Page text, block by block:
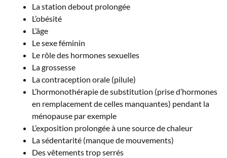
La station debout prolongée
L’obésité
L’âge
Le sexe féminin
Le rôle des hormones sexuelles
La grossesse
La contraception orale (pilule)
L’hormonothérapie de substitution (prise d’hormones
en remplacement de celles manquantes) pendant la
ménopause par exemple
L’exposition prolongée à une source de chaleur
La sédentarité (manque de mouvements)
Des vêtements trop serrés